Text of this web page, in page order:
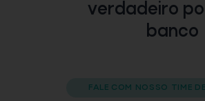
verdadeiro
banco
FALE COM NOSSO TIME